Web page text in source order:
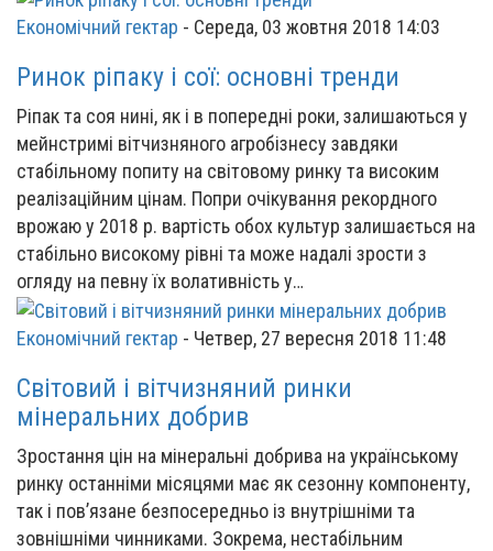
Економічний гектар - Середа, 03 жовтня 2018 14:03
Ринок ріпаку і сої: основні тренди
Ріпак та соя нині, як і в попередні роки, залишаються у
мейнстримі вітчизняного агробізнесу завдяки
стабільному попиту на світовому ринку та високим
реалізаційним цінам. Попри очікування рекордного
врожаю у 2018 р. вартість обох культур залишається на
стабільно високому рівні та може надалі зрости з
огляду на певну їх волативність у…
Економічний гектар - Четвер, 27 вересня 2018 11:48
Світовий і вітчизняний ринки
мінеральних добрив
Зростання цін на мінеральні добрива на українському
ринку останніми місяцями має як сезонну компоненту,
так і пов’язане безпосередньо із внутрішніми та
зовнішніми чинниками. Зокрема, нестабільним